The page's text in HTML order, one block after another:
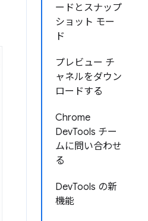
ードとスナップ
ショット モー
ド
プレビュー チ
ャネルをダウン
ロードする
Chrome
DevTools チー
ムに問い合わせ
る
DevTools の新
機能